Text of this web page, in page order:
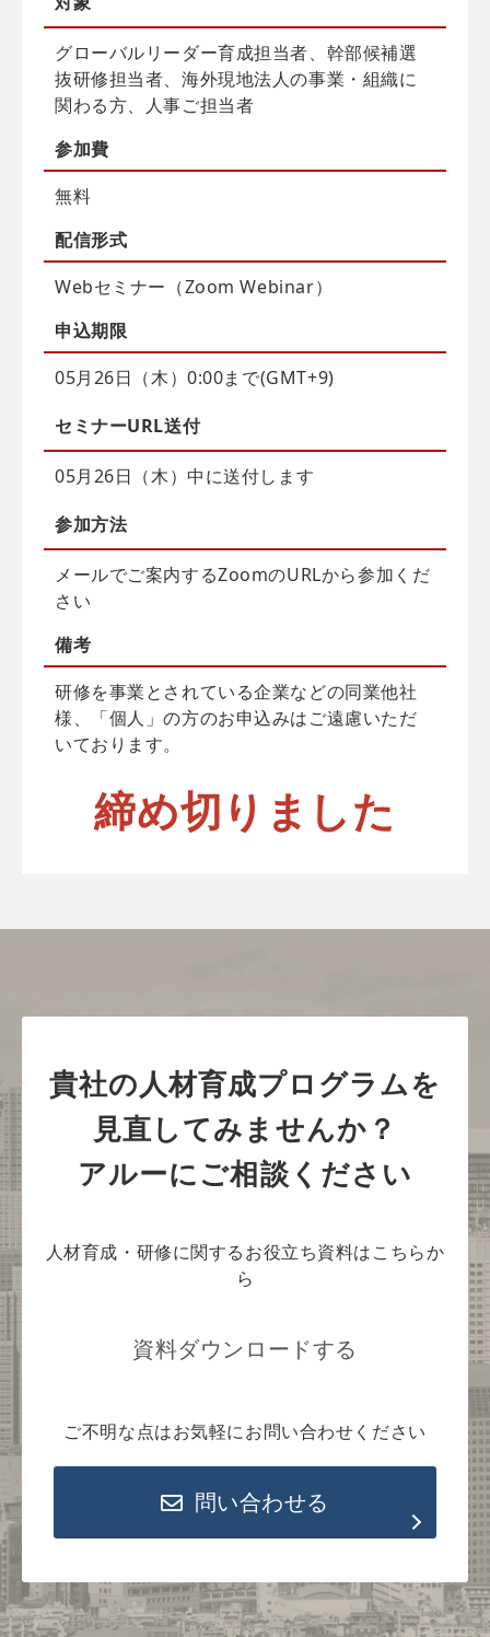
グローバルリーダー育成担当者、幹部候補選
抜研修担当者、海外現地法人の事業・組織に
関わる方、人事ご担当者
参加費
無料
配信形式
Webセミナー（Zoom Webinar）
申込期限
05月26日（木）0:00まで(GMT+9)
セミナーURL送付
05月26日（木）中に送付します
参加方法
メールでご案内するZoomのURLから参加くだ
さい
備考
研修を事業とされている企業などの同業他社
様、「個人」の方のお申込みはご遠慮いただ
いております。
締め切りました
貴社の人材育成プログラムを
見直してみませんか？
アルーにご相談ください
人材育成・研修に関するお役立ち資料はこちらか
ら
資料ダウンロードする
ご不明な点はお気軽にお問い合わせください
問い合わせる